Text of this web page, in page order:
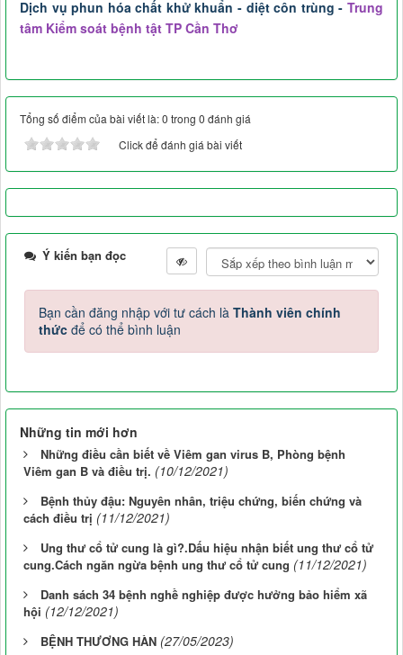
Dịch vụ phun hóa chất khử khuẩn - diệt côn trùng - Trung
tâm Kiểm soát bệnh tật TP Cần Thơ
Tổng số điểm của bài viết là: 0 trong 0 đánh giá
Click để đánh giá bài viết
Ý kiến bạn đọc
Bạn cần đăng nhập với tư cách là Thành viên chính
thức để có thể bình luận
Những tin mới hơn
Những điều cần biết về Viêm gan virus B, Phòng bệnh
Viêm gan B và điều trị. (10/12/2021)
Bệnh thủy đậu: Nguyên nhân, triệu chứng, biến chứng và
cách điều trị (11/12/2021)
Ung thư cổ tử cung là gì?.Dấu hiệu nhận biết ung thư cổ tử
cung.Cách ngăn ngừa bệnh ung thư cổ tử cung (11/12/2021)
Danh sách 34 bệnh nghề nghiệp được hưởng bảo hiểm xã
hội (12/12/2021)
BỆNH THƯƠNG HÀN (27/05/2023)